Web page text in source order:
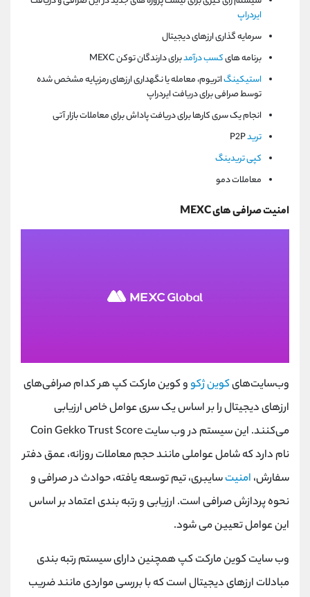
ایردراپ
سرمایه گذاری ارزهای دیجیتال
برنامه هایکسب درآمدبرای دارندگان توکن MEXC
استیکینگاتریوم، معامله یا نگهداری ارزهای رمزپایه مشخص شده
توسط صرافی برای دریافت ایردراپ
انجام یک سری کارها برای دریافت پاداش برای معاملات بازار آتی
ترید
کپی تریدینگ
معاملات دمو
امنیت صرافی های MEXC
وب‌سایت‌هایکوین ژکوو کوین مارکت کپ هر کدام صرافی‌های
ارزهای دیجیتال را بر اساس یک سری عوامل خاص ارزیابی
می‌کنند. این سیستم در وب سایت Coin Gekko Trust Score
نام دارد که شامل عواملی مانند حجم معاملات روزانه، عمق دفتر
سفارش، امنیتسایبری، تیم توسعه یافته، حوادث در صرافی و
نحوه پردازش صرافی است. ارزیابی و رتبه بندی اعتماد بر اساس
این عوامل تعیین می شود.
وب سایت کوین مارکت کپ همچنین دارای سیستم رتبه بندی
مبادلات ارزهای دیجیتال است که با بررسی مواردی مانند ضریب